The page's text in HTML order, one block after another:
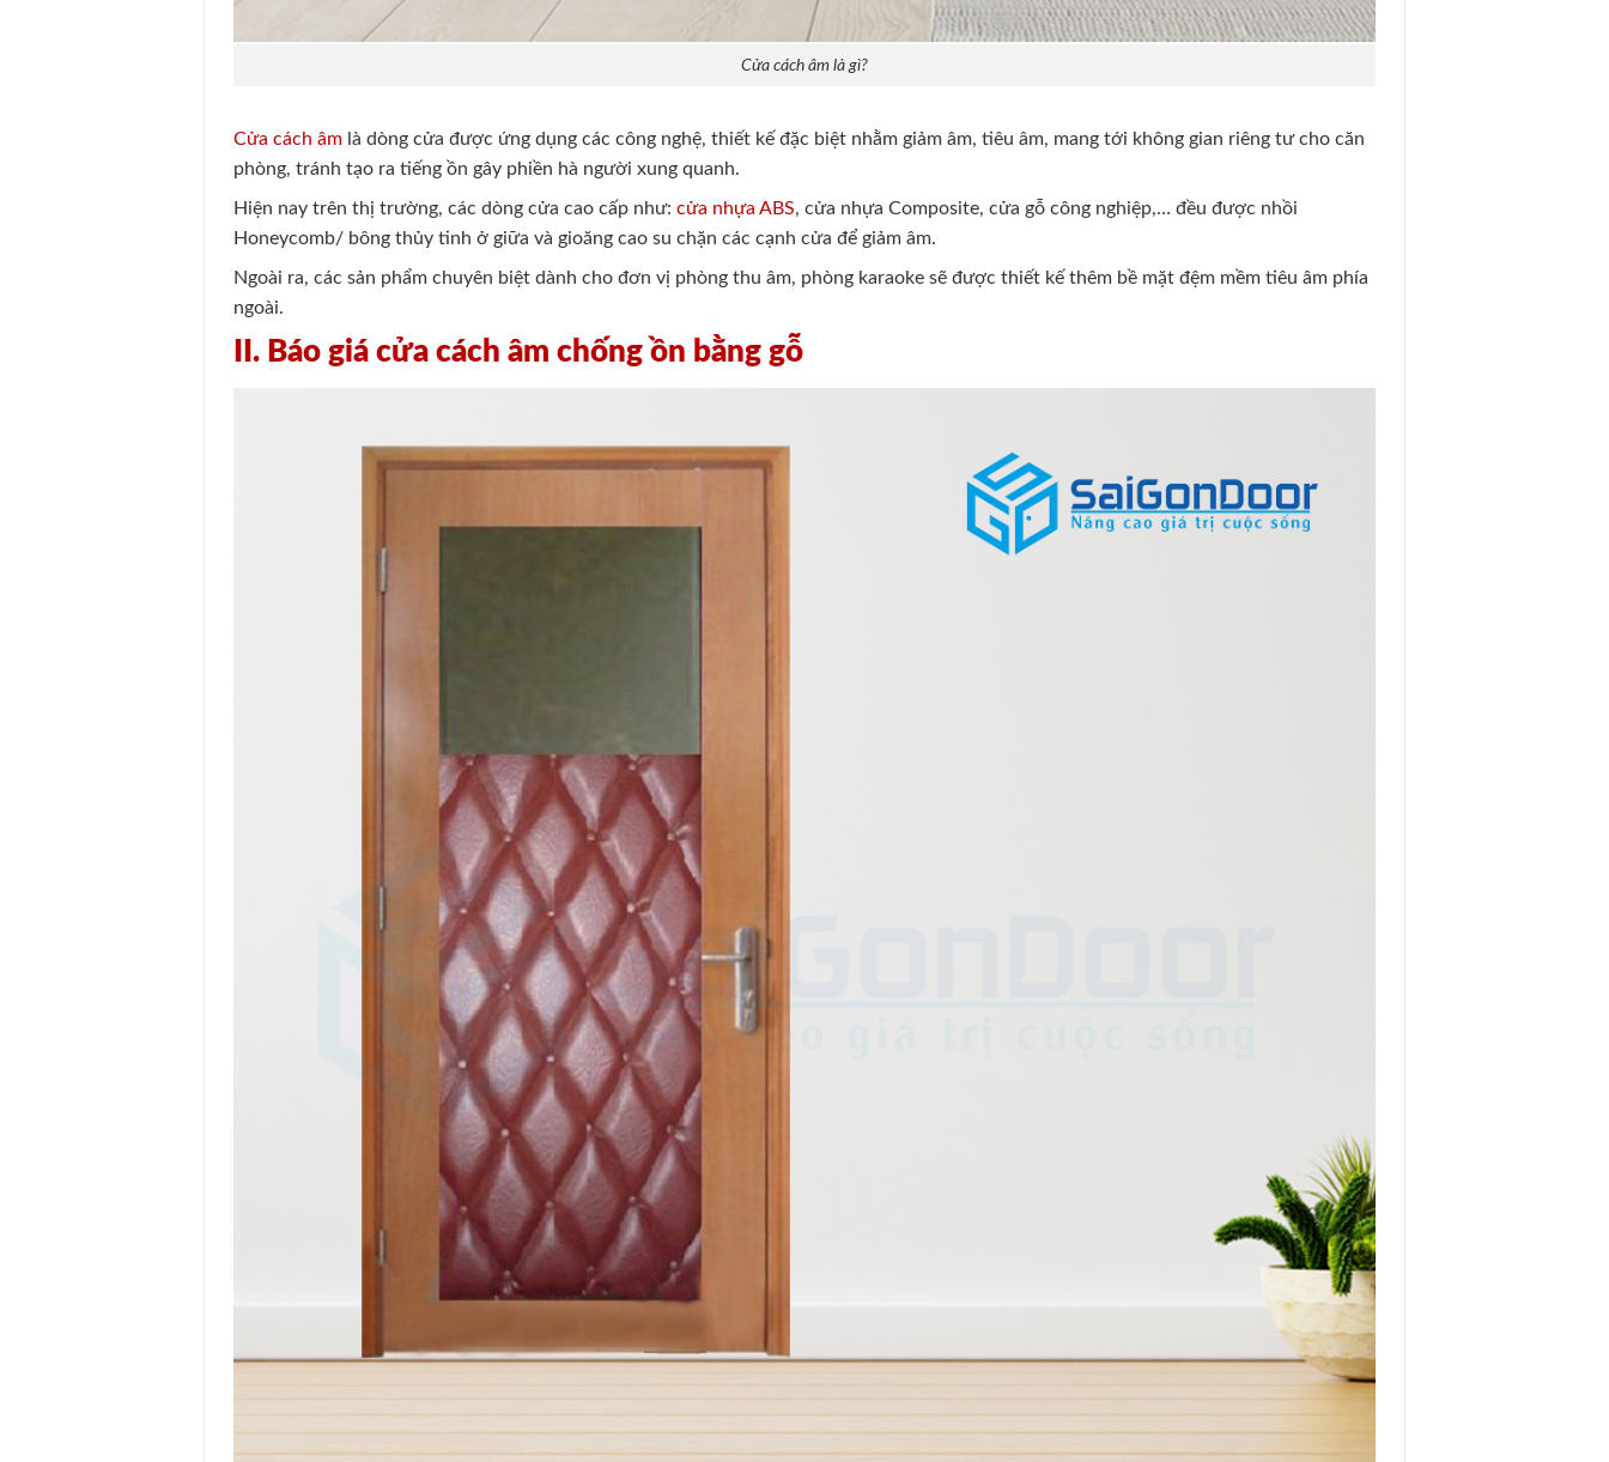
Cửa cách âm là gì?
Cửa cách âm là dòng cửa được ứng dụng các công nghệ, thiết kế đặc biệt nhằm giảm âm, tiêu âm, mang tới không gian riêng tư cho căn
phòng, tránh tạo ra tiếng ồn gây phiền hà người xung quanh.
Hiện nay trên thị trường, các dòng cửa cao cấp như:cửa nhựa ABS, cửa nhựa Composite, cửa gỗ công nghiệp,… đều được nhồi
Honeycomb/ bông thủy tinh ở giữa và gioăng cao su chặn các cạnh cửa để giảm âm.
Ngoài ra, các sản phẩm chuyên biệt dành cho đơn vị phòng thu âm, phòng karaoke sẽ được thiết kế thêm bề mặt đệm mềm tiêu âm phía
ngoài.
II. Báo giá cửa cách âm chống ồn bằng gỗ